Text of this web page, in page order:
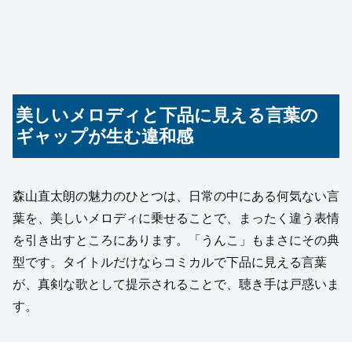
美しいメロディと下品に見える言葉の
ギャップが生む違和感
森山直太朗の魅力のひとつは、日常の中にある何気ない言
葉を、美しいメロディに乗せることで、まったく違う表情
を引き出すところにあります。「うんこ」もまさにその典
型です。タイトルだけならコミカルで下品に見える言葉
が、真剣な歌として提示されることで、聴き手は戸惑いま
す。